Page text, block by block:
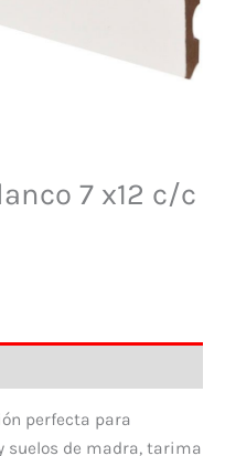
7 x12 c/c
perfecta para
suelos de madra, tarima